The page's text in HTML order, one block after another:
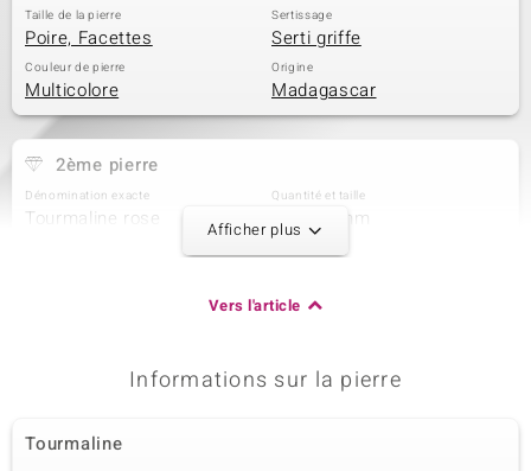
Taille de la pierre
Poire, Facettes
Sertissage
Serti griffe
Couleur de pierre
Multicolore
Origine
Madagascar
2ème pierre
Dénomination exacte
Tourmaline rose
Quantité et taille
2 à 5x3 mm
Origine
Tourmaline jaune
Afficher plus
Vers l'article
Informations sur la pierre
Tourmaline